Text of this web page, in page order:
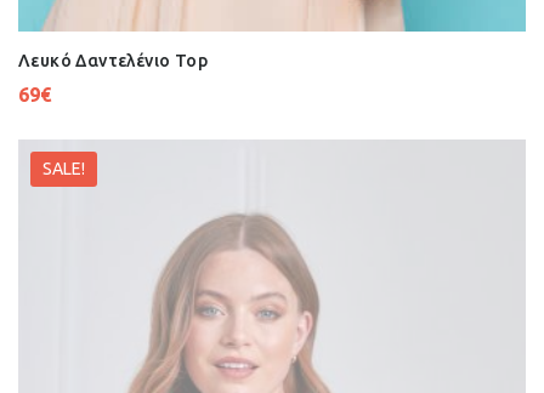
Λευκό Δαντελένιο Top
69€
SALE!